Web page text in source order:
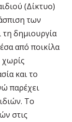
(Δίκτυο)
των
δημιουργία
από ποικίλα
χωρίς
και το
παρέχει
Το
στις